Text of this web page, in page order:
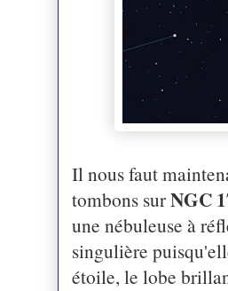
Il nous faut
tombons surNGC
une nébuleuse à
singulière
étoile, le lobe